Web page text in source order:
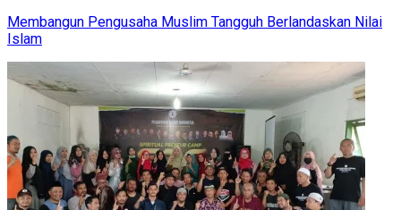
Membangun Pengusaha Muslim Tangguh Berlandaskan Nilai
Islam